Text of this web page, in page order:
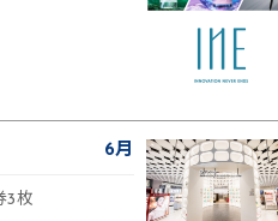
6月
3枚